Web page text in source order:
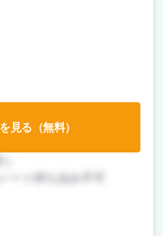
ート持ち込み不可
見る（無料）